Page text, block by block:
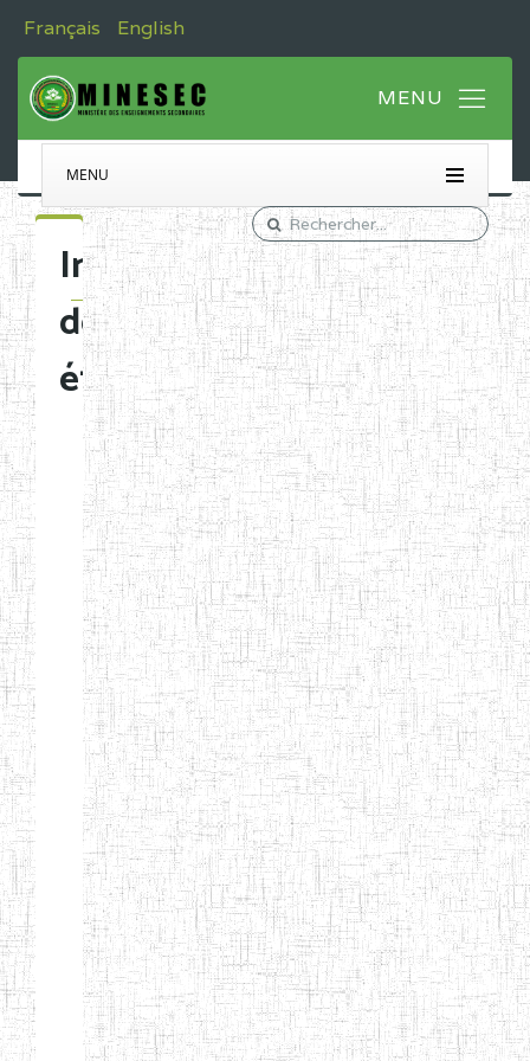
Français English
MENU
Immatriculation
des
établissements
Etablissements
d'enseignement
normal
ENI
Chercher:
Effacer les filtres
Denomination
Type